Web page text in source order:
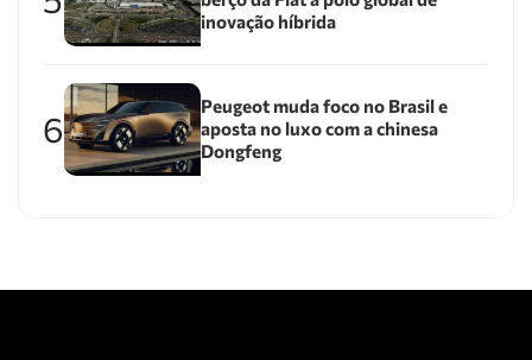
inovação híbrida
6
Peugeot muda foco no Brasil e
aposta no luxo com a chinesa
Dongfeng